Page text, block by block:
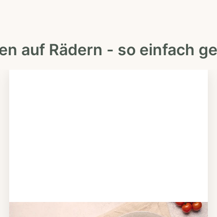
auf Rädern - so einfach